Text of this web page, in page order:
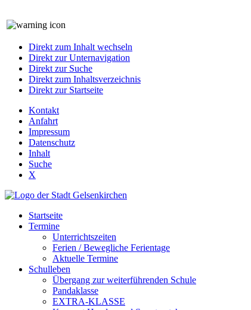
Direkt zum Inhalt wechseln
Direkt zur Unternavigation
Direkt zur Suche
Direkt zum Inhaltsverzeichnis
Direkt zur Startseite
Kontakt
Anfahrt
Impressum
Datenschutz
Inhalt
Suche
X
Startseite
Termine
Unterrichtszeiten
Ferien / Bewegliche Ferientage
Aktuelle Termine
Schulleben
Übergang zur weiterführenden Schule
Pandaklasse
EXTRA-KLASSE